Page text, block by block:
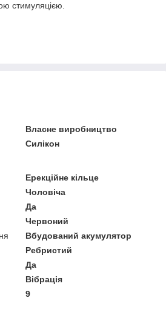
стимуляцією.
Власне виробництво
Силікон
Ерекційне кільце
Чоловіча
Да
Червоний
Вбудований акумулятор
Ребристий
Да
Вібрація
9